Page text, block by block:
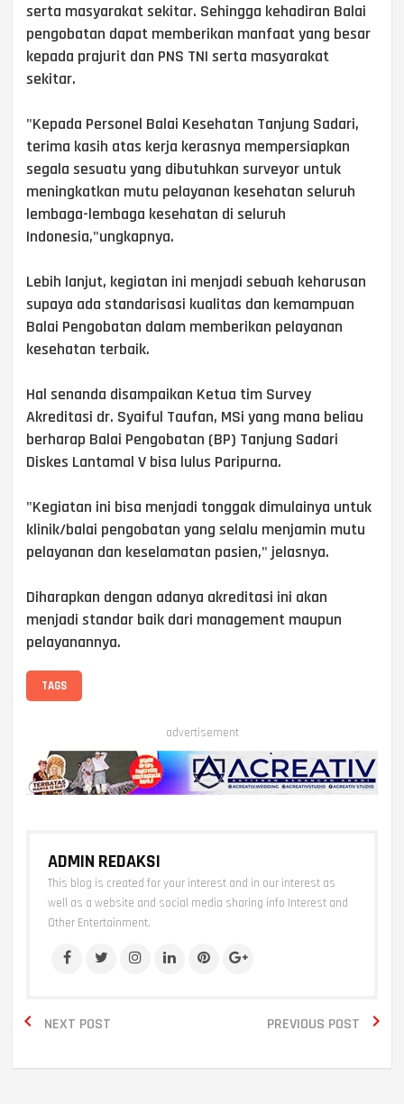
serta masyarakat sekitar. Sehingga kehadiran Balai
pengobatan dapat memberikan manfaat yang besar
kepada prajurit dan PNS TNI serta masyarakat
sekitar.
"Kepada Personel Balai Kesehatan Tanjung Sadari,
terima kasih atas kerja kerasnya mempersiapkan
segala sesuatu yang dibutuhkan surveyor untuk
meningkatkan mutu pelayanan kesehatan seluruh
lembaga-lembaga kesehatan di seluruh
Indonesia,"ungkapnya.
Lebih lanjut, kegiatan ini menjadi sebuah keharusan
supaya ada standarisasi kualitas dan kemampuan
Balai Pengobatan dalam memberikan pelayanan
kesehatan terbaik.
Hal senanda disampaikan Ketua tim Survey
Akreditasi dr. Syaiful Taufan, MSi yang mana beliau
berharap Balai Pengobatan (BP) Tanjung Sadari
Diskes Lantamal V bisa lulus Paripurna.
"Kegiatan ini bisa menjadi tonggak dimulainya untuk
klinik/balai pengobatan yang selalu menjamin mutu
pelayanan dan keselamatan pasien," jelasnya.
Diharapkan dengan adanya akreditasi ini akan
menjadi standar baik dari management maupun
pelayanannya.
TAGS
advertisement
ADMIN REDAKSI
This blog is created for your interest and in our interest as
well as a website and social media sharing info Interest and
Other Entertainment.
NEXT POST
 PREVIOUS POST 